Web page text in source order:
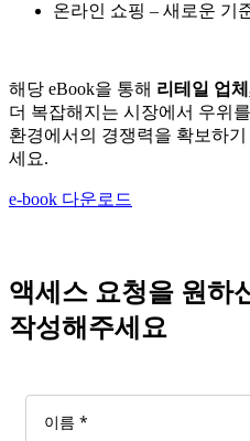
온라인 쇼핑 – 새로운 기
해당 eBook을 통해 리테일 업체
더 복잡해지는 시장에서 우위
환경에서의 경쟁력을 확보하
세요.
e-book 다운로드
액세스 요청을 원하
작성해주세요